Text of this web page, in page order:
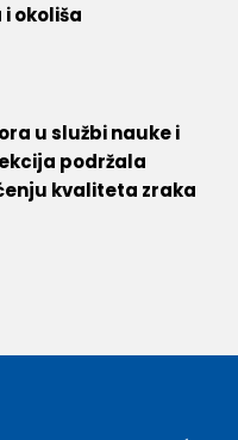
okoliša
u službi nauke i
podržala
kvaliteta zraka